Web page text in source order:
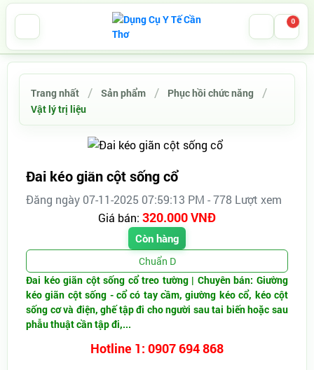
0
Trang nhất Sản phẩm
Phục hồi chức năng
Vật lý trị liệu
Đai kéo giãn cột sống cổ
Đăng ngày 07-11-2025 07:59:13 PM - 778 Lượt xem
Giá bán: 320.000 VNĐ
Còn hàng
Chuẩn D
Đai kéo giãn cột sống cổ treo tường | Chuyên bán: Giường
kéo giãn cột sống - cổ có tay cầm, giường kéo cổ, kéo cột
sống cơ và điện, ghế tập đi cho người sau tai biến hoặc sau
phẫu thuật cần tập đi,...
Hotline 1: 0907 694 868